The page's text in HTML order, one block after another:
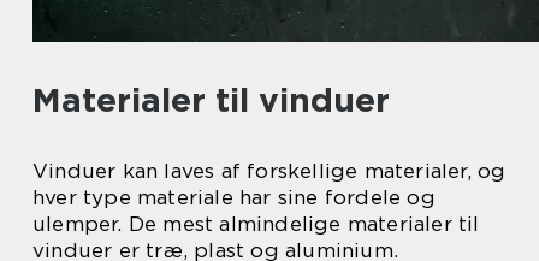
Materialer til vinduer
Vinduer kan laves af forskellige materialer, og
hver type materiale har sine fordele og
ulemper. De mest almindelige materialer til
vinduer er træ, plast og aluminium.